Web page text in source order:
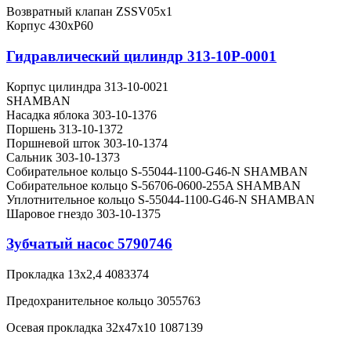
Возвратный клапан ZSSV05x1
Корпус 430хР60
Гидравлический цилиндр 313-10Р-0001
Корпус цилиндра 313-10-0021
SHAMBAN
Насадка яблока 303-10-1376
Поршень 313-10-1372
Поршневой шток 303-10-1374
Сальник 303-10-1373
Собирательное кольцо S-55044-1100-G46-N SHAMBAN
Собирательное кольцо S-56706-0600-255A SHAMBAN
Уплотнительное кольцо S-55044-1100-G46-N SHAMBAN
Шаровое гнездо 303-10-1375
Зубчатый насос 5790746
Прокладка 13х2,4 4083374
Предохранительное кольцо 3055763
Осевая прокладка 32х47х10 1087139